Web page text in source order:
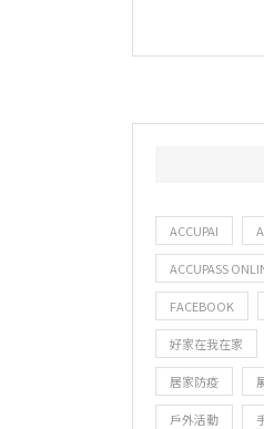
ACCUPAI
ACCUPASS
FACEBOOK
好家在我在家
居家防疫
戶外活動